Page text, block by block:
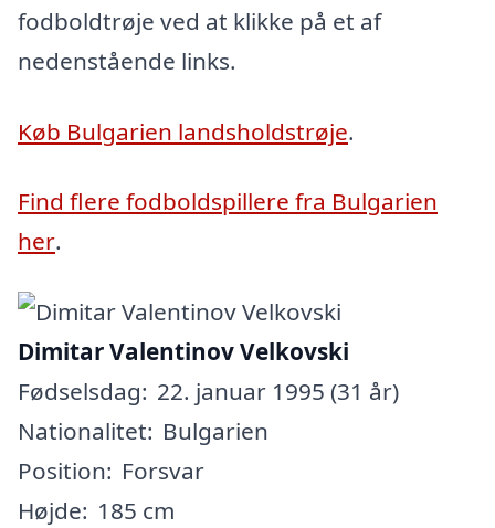
fodboldtrøje ved at klikke på et af
nedenstående links.
Køb Bulgarien landsholdstrøje.
Find flere fodboldspillere fra Bulgarien
her.
Dimitar Valentinov Velkovski
Fødselsdag: 22. januar 1995 (31 år)
Nationalitet: Bulgarien
Position: Forsvar
Højde: 185 cm